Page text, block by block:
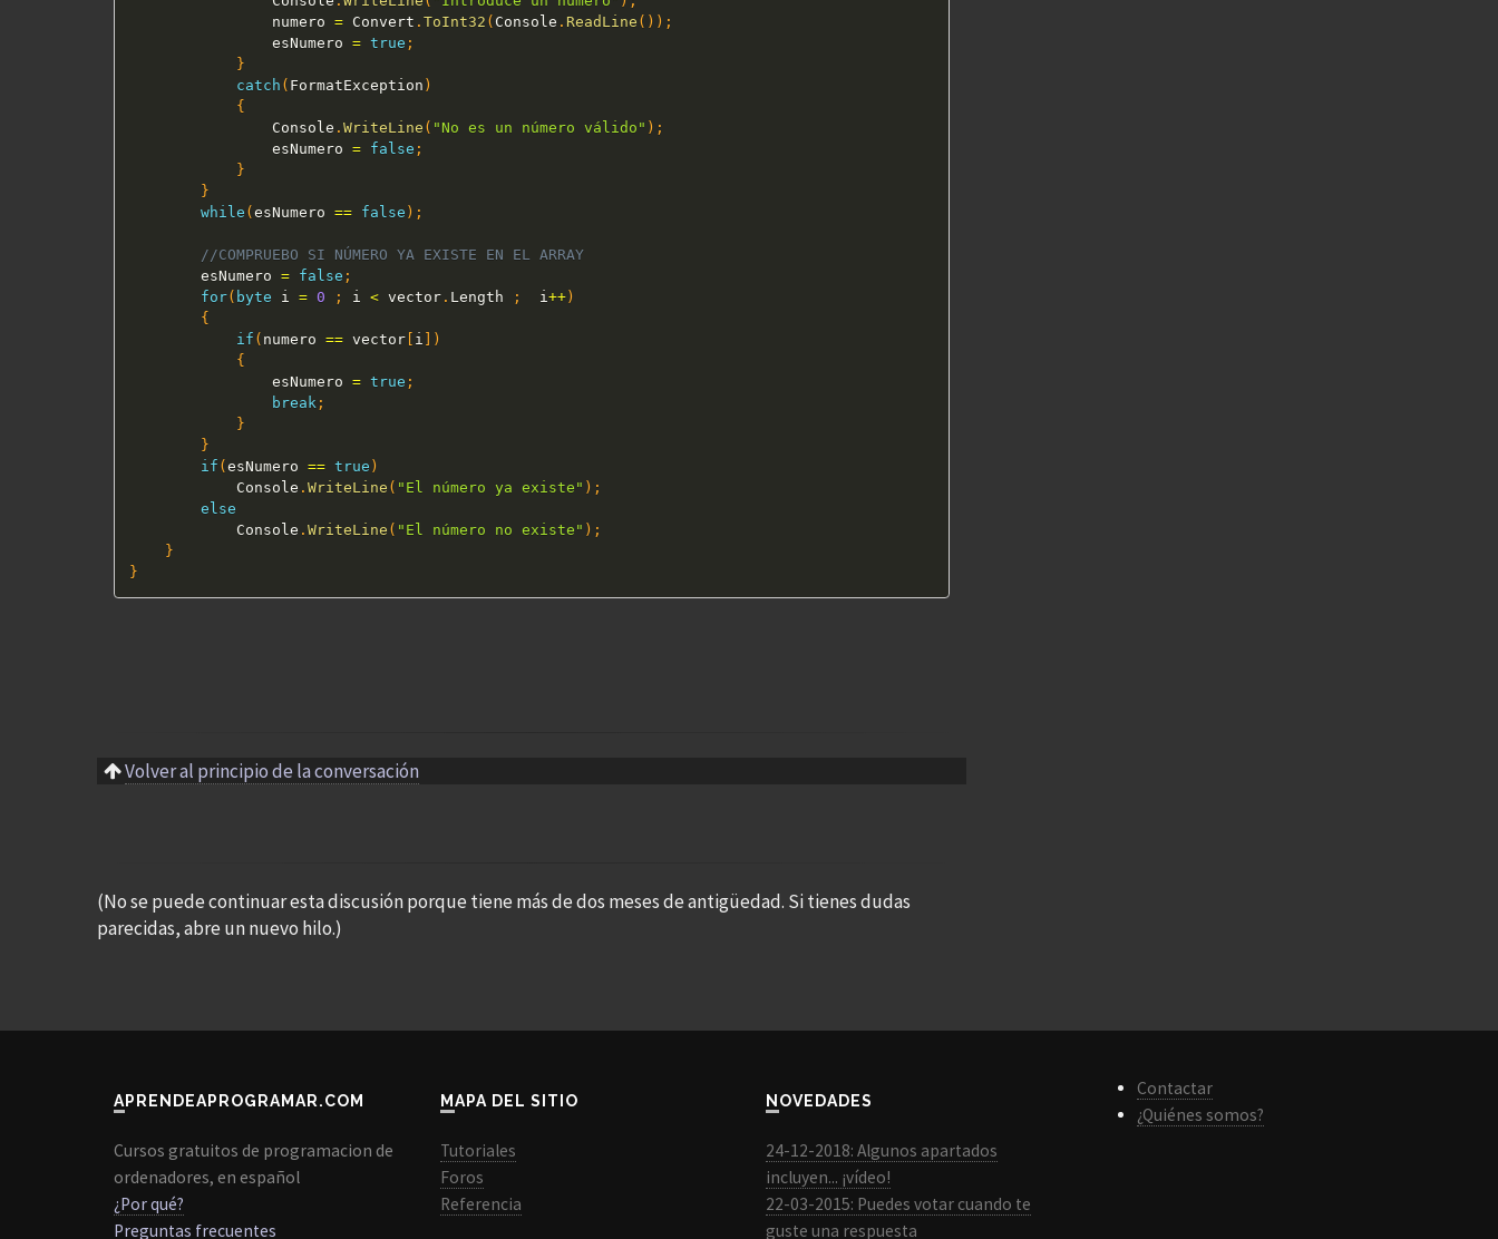
				numero
= Convert . ToInt32 ( Console . ReadLine ( ) ) ;
				esNumero
= true ;
}
catch ( FormatException )
{
				Console
. WriteLine ( "No es un número válido" ) ;
				esNumero
= false ;
}
}
while (esNumero == false ) ;
//COMPRUEBO SI NÚMERO YA EXISTE EN EL ARRAY
		esNumero
= false ;
for( byte i = 0 ; i < vector . Length ;
  i
++)
{
if ( numero == vector [ i ] )
{
				esNumero
= true ;
break ;
}
}
if (esNumero == true )
			Console
. WriteLine ( "El número ya existe" ) ;
else
			Console
. WriteLine ( "El número no existe" ) ;
}
}
Volver al principio de la conversación
(No se puede continuar esta discusión porque tiene más de dos meses de antigüedad. Si tienes dudas
parecidas, abre un nuevo hilo.)
APRENDEAPROGRAMAR.COM
Cursos gratuitos de programacion de
ordenadores, en español
¿Por qué?
Preguntas frecuentes
MAPA DEL SITIO
Tutoriales
Foros
Referencia
NOVEDADES
24-12-2018: Algunos apartados
incluyen... ¡vídeo!
22-03-2015: Puedes votar cuando te
guste una respuesta
Contactar
¿Quiénes somos?